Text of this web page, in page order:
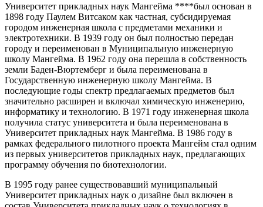
Университет прикладных наук Мангейма ****был основан в
1898 году Паулем Витсаком как частная, субсидируемая
городом инженерная школа с предметами механики и
электротехники. В 1939 году он был полностью передан
городу и переименован в Муниципальную инженерную
школу Мангейма. В 1962 году она перешла в собственность
земли Баден-Вюртемберг и была переименована в
Государственную инженерную школу Мангейма. В
последующие годы спектр предлагаемых предметов был
значительно расширен и включал химическую инженерию,
информатику и технологию. В 1971 году инженерная школа
получила статус университета и была переименована в
Университет прикладных наук Мангейма. В 1986 году в
рамках федерального пилотного проекта Мангейм стал одним
из первых университетов прикладных наук, предлагающих
программу обучения по биотехнологии.
В 1995 году ранее существовавший муниципальный
Университет прикладных наук о дизайне был включен в